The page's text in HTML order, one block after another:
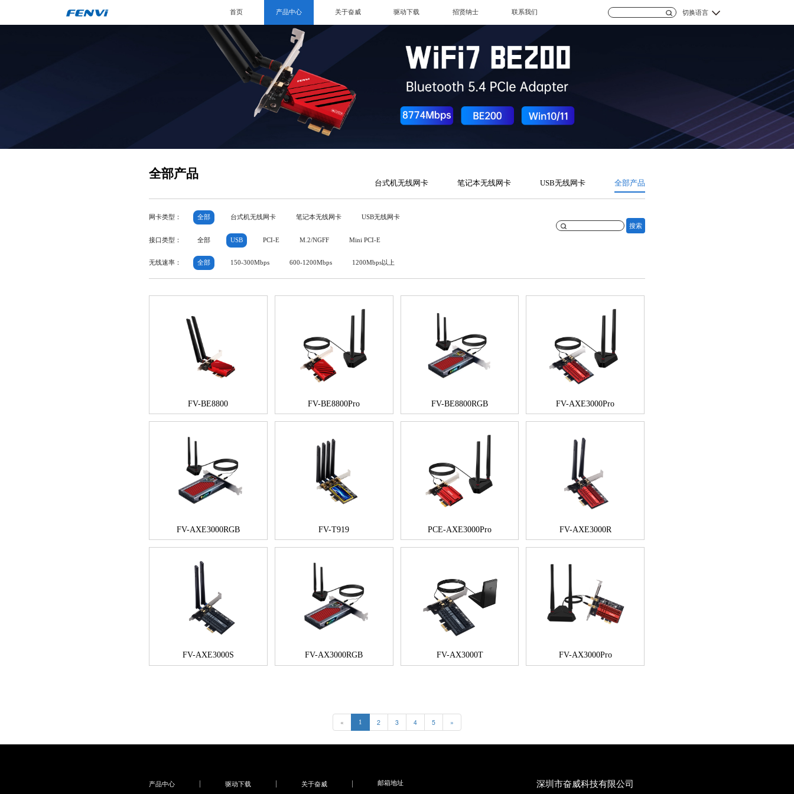
首页 产品中心 关于奋威 驱动下载 招贤纳士 联系我们 切换语言
全部产品
台式机无线网卡 笔记本无线网卡 USB无线网卡 全部产品
网卡类型： 全部 台式机无线网卡 笔记本无线网卡 USB无线网卡
搜索
接口类型： 全部 USB PCI-E M.2/NGFF Mini PCI-E
无线速率： 全部 150-300Mbps 600-1200Mbps 1200Mbps以上
FV-BE8800 FV-BE8800Pro FV-BE8800RGB FV-AXE3000Pro
FV-AXE3000RGB FV-T919 PCE-AXE3000Pro FV-AXE3000R
FV-AXE3000S FV-AX3000RGB FV-AX3000T FV-AX3000Pro
« 1 2 3 4 5 »
产品中心 驱动下载 关于奋威 邮箱地址 深圳市奋威科技有限公司